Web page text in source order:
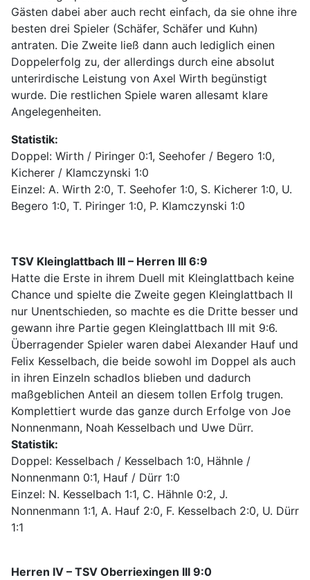
Gästen dabei aber auch recht einfach, da sie ohne ihre
besten drei Spieler (Schäfer, Schäfer und Kuhn)
antraten. Die Zweite ließ dann auch lediglich einen
Doppelerfolg zu, der allerdings durch eine absolut
unterirdische Leistung von Axel Wirth begünstigt
wurde. Die restlichen Spiele waren allesamt klare
Angelegenheiten.
Statistik:
Doppel: Wirth / Piringer 0:1, Seehofer / Begero 1:0,
Kicherer / Klamczynski 1:0
Einzel: A. Wirth 2:0, T. Seehofer 1:0, S. Kicherer 1:0, U.
Begero 1:0, T. Piringer 1:0, P. Klamczynski 1:0
TSV Kleinglattbach III – Herren III 6:9
Hatte die Erste in ihrem Duell mit Kleinglattbach keine
Chance und spielte die Zweite gegen Kleinglattbach II
nur Unentschieden, so machte es die Dritte besser und
gewann ihre Partie gegen Kleinglattbach III mit 9:6.
Überragender Spieler waren dabei Alexander Hauf und
Felix Kesselbach, die beide sowohl im Doppel als auch
in ihren Einzeln schadlos blieben und dadurch
maßgeblichen Anteil an diesem tollen Erfolg trugen.
Komplettiert wurde das ganze durch Erfolge von Joe
Nonnenmann, Noah Kesselbach und Uwe Dürr.
Statistik:
Doppel: Kesselbach / Kesselbach 1:0, Hähnle /
Nonnenmann 0:1, Hauf / Dürr 1:0
Einzel: N. Kesselbach 1:1, C. Hähnle 0:2, J.
Nonnenmann 1:1, A. Hauf 2:0, F. Kesselbach 2:0, U. Dürr
1:1
Herren IV – TSV Oberriexingen III 9:0